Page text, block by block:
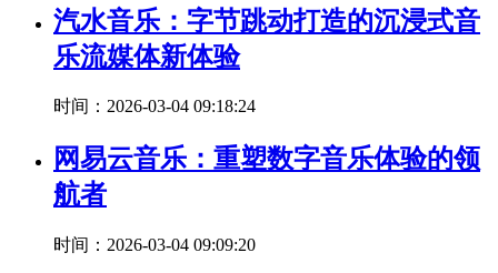
汽水音乐：字节跳动打造的沉浸式音
乐流媒体新体验
时间：2026-03-04 09:18:24
网易云音乐：重塑数字音乐体验的领
航者
时间：2026-03-04 09:09:20